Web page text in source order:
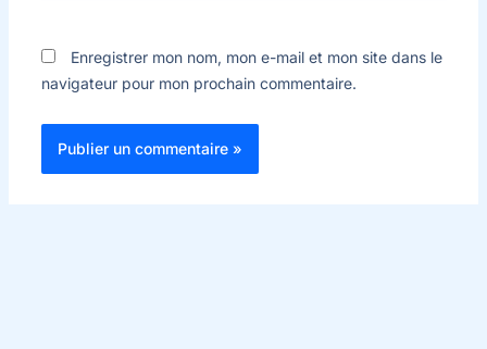
Enregistrer mon nom, mon e-mail et mon site dans le
navigateur pour mon prochain commentaire.